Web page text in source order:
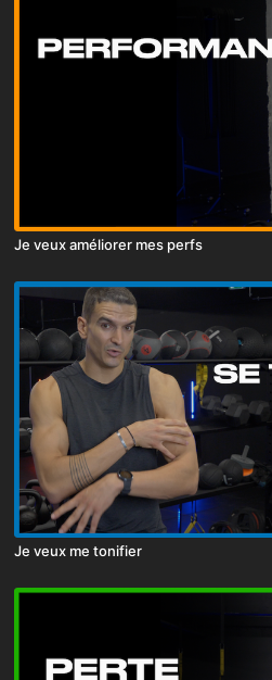
Je veux améliorer mes perfs
Je veux me tonifier